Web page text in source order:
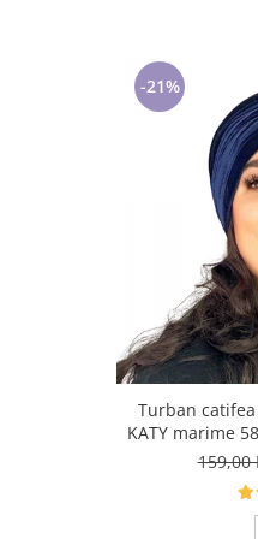
-21%
Turban
KATY marime 58-60, captuseala polar,
159,00